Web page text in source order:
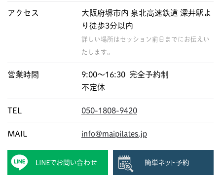
アクセス
大阪府堺市内 泉北高速鉄道 深井駅よ
り徒歩3分以内
詳しい場所はセッション前日までにお伝えい
たします。
営業時間
9:00〜16:30 完全予約制
不定休
TEL 050-1808-9420
MAIL info@maipilates.jp